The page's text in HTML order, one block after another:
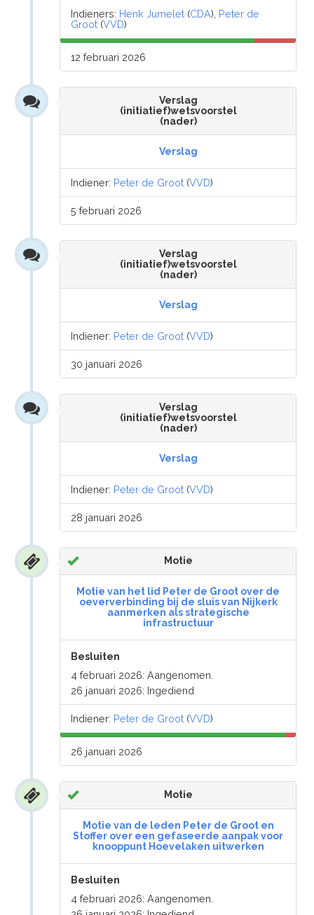
Indieners: Henk Jumelet (CDA), Peter de
Groot (VVD)
12 februari 2026
Verslag
(initiatief)wetsvoorstel
(nader)
Verslag
Indiener: Peter de Groot (VVD)
5 februari 2026
Verslag
(initiatief)wetsvoorstel
(nader)
Verslag
Indiener: Peter de Groot (VVD)
30 januari 2026
Verslag
(initiatief)wetsvoorstel
(nader)
Verslag
Indiener: Peter de Groot (VVD)
28 januari 2026
Motie
Motie van het lid Peter de Groot over de
oeververbinding bij de sluis van Nijkerk
aanmerken als strategische
infrastructuur
Besluiten
4 februari 2026: Aangenomen.
26 januari 2026: Ingediend
Indiener: Peter de Groot (VVD)
26 januari 2026
Motie
Motie van de leden Peter de Groot en
Stoffer over een gefaseerde aanpak voor
knooppunt Hoevelaken uitwerken
Besluiten
4 februari 2026: Aangenomen.